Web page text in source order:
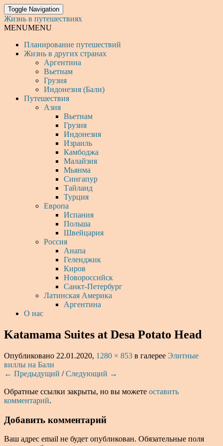
Toggle Navigation
Жизнь в путешествиях
MENUMENU
Планирование путешествий
Жизнь в других странах
Аргентина
Вьетнам
Грузия
Индонезия (Бали)
Путешествия
Азия
Вьетнам
Грузия
Индонезия
Израиль
Камбоджа
Малайзия
Мьянма
Сингапур
Тайланд
Турция
Европа
Испания
Польша
Швейцария
Россия
Анапа
Геленджик
Киров
Новороссийск
Санкт-Петербург
Латинская Америка
Аргентина
О нас
Katamama Suites at Desa Potato Head
Опубликовано 22.01.2020, 1280 × 853 в галерее Элитные
виллы на Бали
← Предыдущий /Следующий →
Обратные ссылки закрыты, но вы можете оставить
комментарий.
Добавить комментарий
Ваш адрес email не будет опубликован. Обязательные поля